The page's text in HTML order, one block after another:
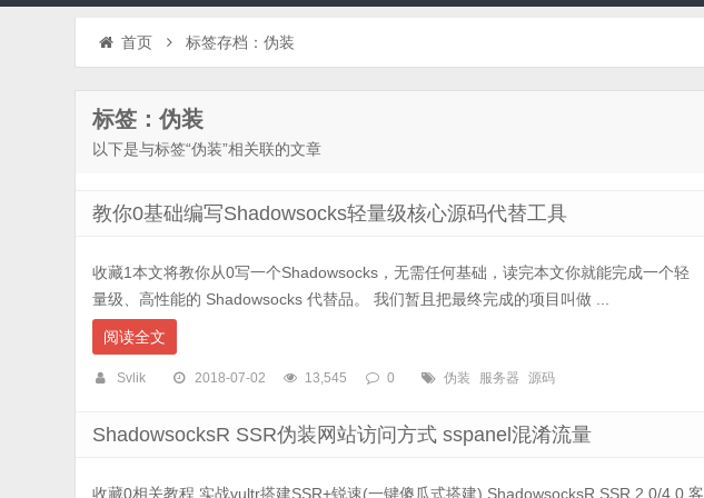
首页 标签存档：伪装
标签：伪装
以下是与标签“伪装”相关联的文章
教你0基础编写Shadowsocks轻量级核心源码代替工具
收藏1本文将教你从0写一个Shadowsocks，无需任何基础，读完本文你就能完成一个轻
量级、高性能的 Shadowsocks 代替品。 我们暂且把最终完成的项目叫做 ...
阅读全文
Svlik 2018-07-02 13,545 0 伪装 服务器 源码
ShadowsocksR SSR伪装网站访问方式 sspanel混淆流量
收藏0相关教程 实战vultr搭建SSR+锐速(一键傻瓜式搭建) ShadowsocksR SSR 2.0/4.0 客